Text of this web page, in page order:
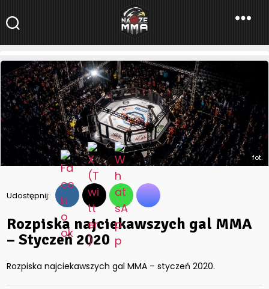
NaszeMMA
NaszeMMA.pl»Aktualności»Rozpiska najciekawszych gal MMA
– Styczeń 2020
fot.
Udostępnij:
Rozpiska najciekawszych gal MMA
– Styczeń 2020
Rozpiska najciekawszych gal MMA – styczeń 2020.